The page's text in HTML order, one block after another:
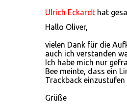
Ulrich Eckardt hat
Hallo Oliver,
vielen Dank für die
auch ich verstanden
Ich habe mich nur
Bee meinte, dass ein
Trackback einzustufen
Grüße